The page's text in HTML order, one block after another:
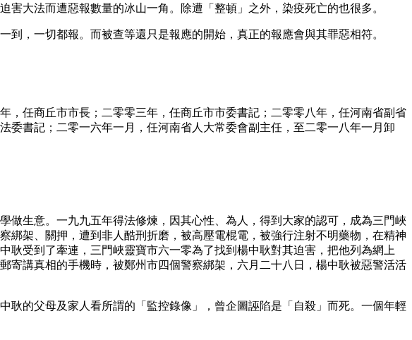
大法而遭惡報數量的冰山一角。除遭「整頓」之外，染疫死亡的也很多。
，一切都報。而被查等還只是報應的開始，真正的報應會與其罪惡相符。
任商丘市市長；二零零三年，任商丘市市委書記；二零零八年，任河南省副省
書記；二零一六年一月，任河南省人大常委會副主任，至二零一八年一月卸
生意。一九九五年得法修煉，因其心性、為人，得到大家的認可，成為三門峽
架、關押，遭到非人酷刑折磨，被高壓電棍電，被強行注射不明藥物，在精神
受到了牽連，三門峽靈寶市六一零為了找到楊中耿對其迫害，把他列為網上
寄講真相的手機時，被鄭州市四個警察綁架，六月二十八日，楊中耿被惡警活活
的父母及家人看所謂的「監控錄像」，曾企圖誣陷是「自殺」而死。一個年輕